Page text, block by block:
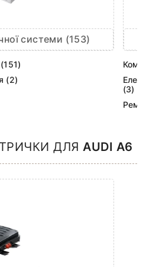
системи (153)
(2)
(3)
ДЛЯ AUDI A6